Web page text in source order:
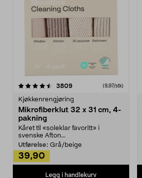
3809anmeldelser(9,97/stk)
Kjøkkenrengjøring
Mikrofiberklut 32 x 31 cm, 4-
pakning
Kåret til «soleklar favoritt» i
svenske Afton...
Utførelse: Grå/beige
39,90
Legg i handlekurv
4.5av 5 stjerner